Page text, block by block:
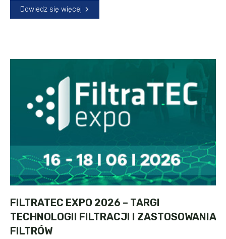
Dowiedz się więcej
FILTRATEC EXPO 2026 – TARGI
TECHNOLOGII FILTRACJI I ZASTOSOWANIA
FILTRÓW